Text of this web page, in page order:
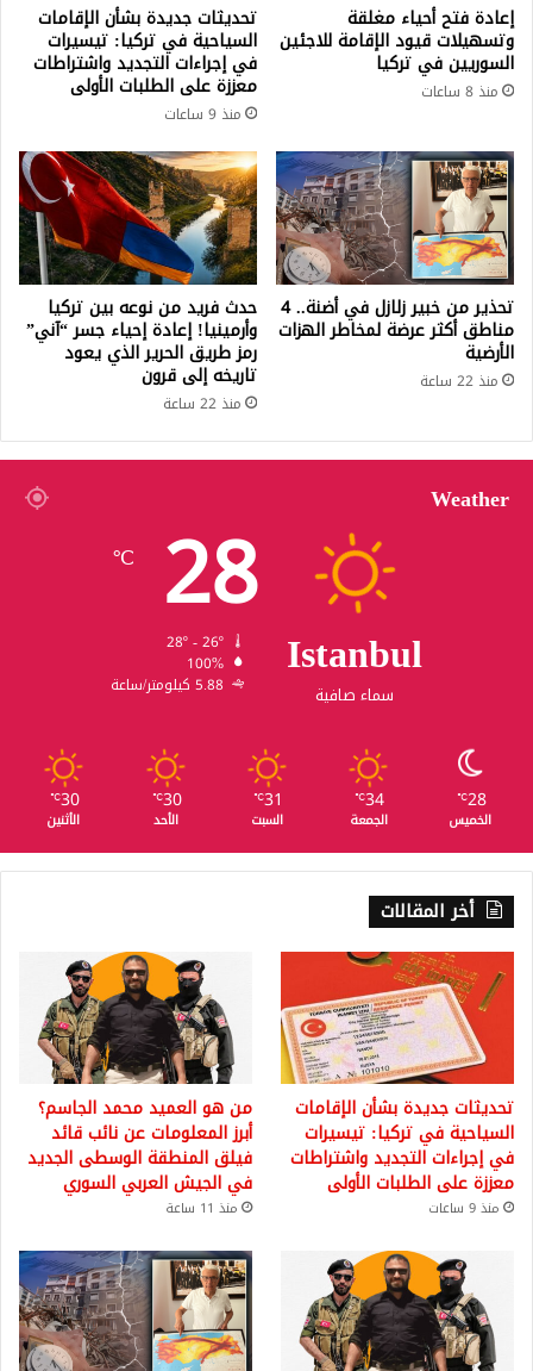
إعادة فتح أحياء مغلقة
وتسهيلات قيود الإقامة للاجئين
السوريين في تركيا
منذ 8 ساعات
تحديثات جديدة بشأن الإقامات
السياحية في تركيا: تيسيرات
في إجراءات التجديد واشتراطات
معززة على الطلبات الأولى
منذ 9 ساعات
تحذير من خبير زلازل في أضنة.. 4
مناطق أكثر عرضة لمخاطر الهزات
الأرضية
منذ 22 ساعة
حدث فريد من نوعه بين تركيا
وأرمينيا! إعادة إحياء جسر “آني”
رمز طريق الحرير الذي يعود
تاريخه إلى قرون
منذ 22 ساعة
Weather
Istanbul
سماء صافية
28
℃
100%
5.88 كيلومتر/ساعة
28
℃
الخميس
34
℃
الجمعة
31
℃
السبت
30
℃
الأحد
30
℃
الأثنين
أخر المقالات
تحديثات جديدة بشأن الإقامات
السياحية في تركيا: تيسيرات
في إجراءات التجديد واشتراطات
معززة على الطلبات الأولى
منذ 9 ساعات
من هو العميد محمد الجاسم؟
أبرز المعلومات عن نائب قائد
فيلق المنطقة الوسطى الجديد
في الجيش العربي السوري
منذ 11 ساعة